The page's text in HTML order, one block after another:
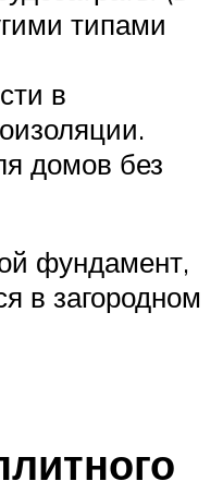
типами
в
домов без
фундамент,
в загородном